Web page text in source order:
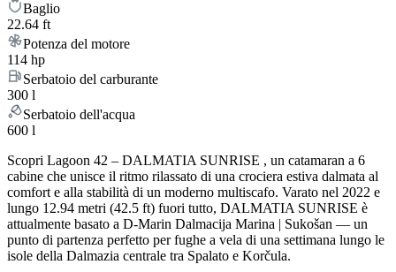
Baglio
22.64 ft
Potenza del motore
114 hp
Serbatoio del carburante
300 l
Serbatoio dell'acqua
600 l
Scopri Lagoon 42 – DALMATIA SUNRISE , un catamaran a 6
cabine che unisce il ritmo rilassato di una crociera estiva dalmata al
comfort e alla stabilità di un moderno multiscafo. Varato nel 2022 e
lungo 12.94 metri (42.5 ft) fuori tutto, DALMATIA SUNRISE è
attualmente basato a D-Marin Dalmacija Marina | Sukošan — un
punto di partenza perfetto per fughe a vela di una settimana lungo le
isole della Dalmazia centrale tra Spalato e Korčula.